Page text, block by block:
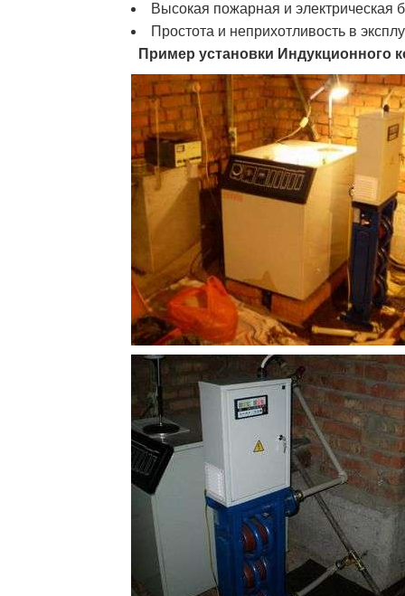
Высокая пожарная и электрическая
Простота и неприхотливость в
Пример установки Индукционного